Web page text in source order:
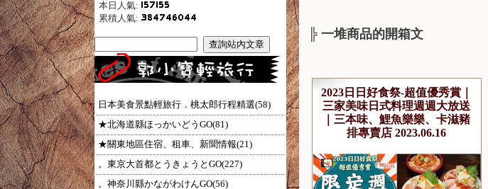
本日人氣:
累積人氣:
日本美食景點輕旅行．桃太郎行程精選(58)
★北海道縣ほっかいどうGO(81)
★關東地區住宿、租車、新聞情報(21)
。東京大首都とうきょうとGO(227)
。神奈川縣かながわけんGO(56)
╠ 一堆商品的開箱文
2023日日好食祭-超值優秀賞｜
三家美味日式料理週週大放送
｜三本味、鯉魚樂樂、卡滋豬
排專賣店 2023.06.16